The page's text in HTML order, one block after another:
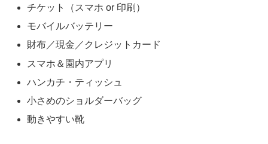
チケット（スマホ or 印刷）
モバイルバッテリー
財布／現金／クレジットカード
スマホ＆園内アプリ
ハンカチ・ティッシュ
小さめのショルダーバッグ
動きやすい靴